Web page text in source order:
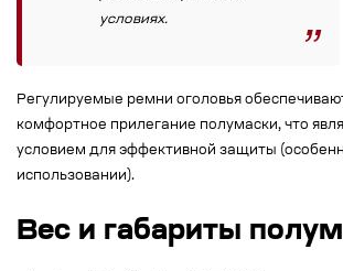
условиях.
Регулируемые ремни оголовья
комфортное прилегание полумаски, что
условием для эффективной защиты
использовании).
Вес и габариты